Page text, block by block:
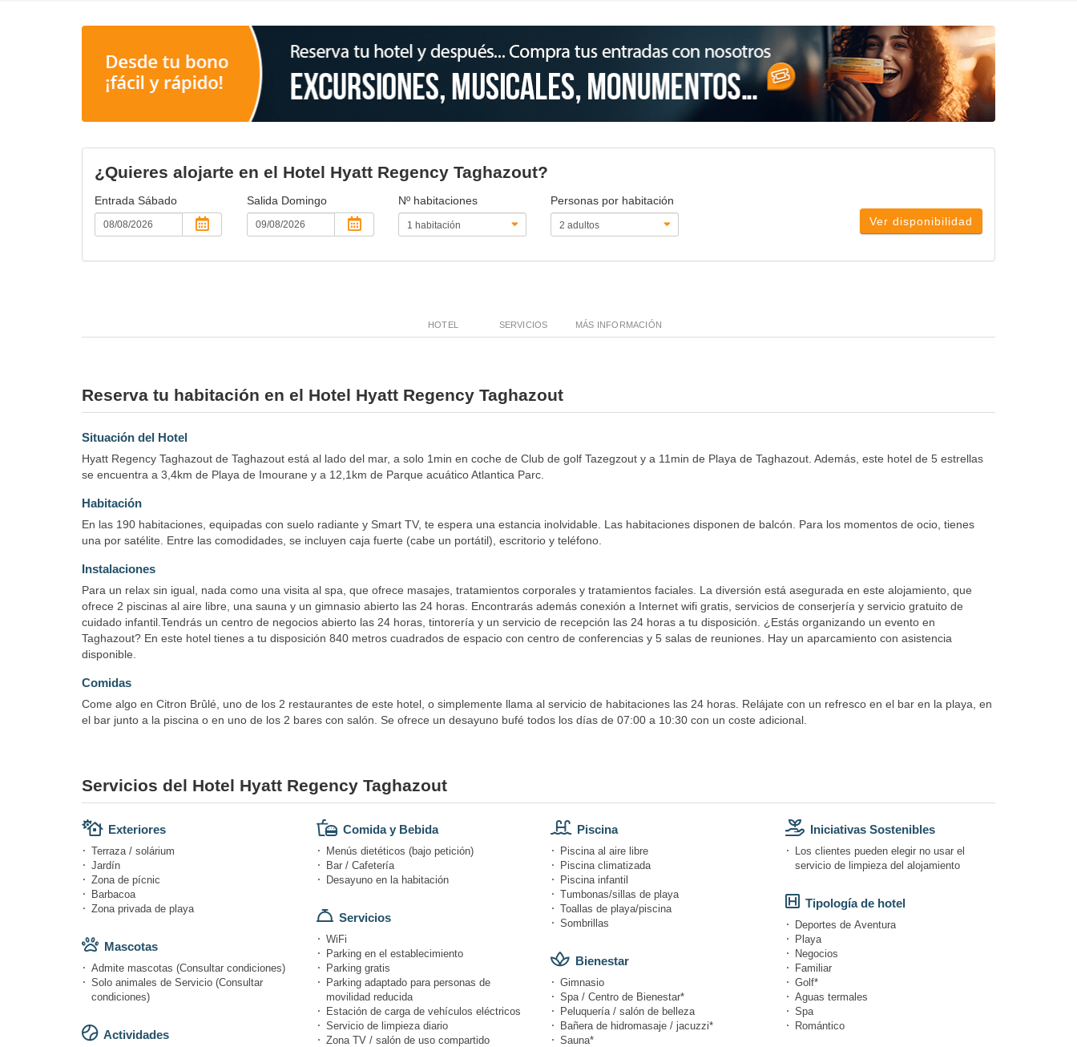
¿Quieres alojarte en el Hotel Hyatt Regency Taghazout?
Entrada Sábado Salida Domingo Nº habitaciones
Personas por habitación
Ver disponibilidad
HOTEL SERVICIOS MÁS INFORMACIÓN
Reserva tu habitación en el Hotel Hyatt Regency Taghazout
Situación del Hotel
Hyatt Regency Taghazout de Taghazout está al lado del mar, a solo 1min en coche de Club de golf Tazegzout y a 11min de Playa de Taghazout. Además, este hotel de 5 estrellas
se encuentra a 3,4km de Playa de Imourane y a 12,1km de Parque acuático Atlantica Parc.
Habitación
En las 190 habitaciones, equipadas con suelo radiante y Smart TV, te espera una estancia inolvidable. Las habitaciones disponen de balcón. Para los momentos de ocio, tienes
una por satélite. Entre las comodidades, se incluyen caja fuerte (cabe un portátil), escritorio y teléfono.
Instalaciones
Para un relax sin igual, nada como una visita al spa, que ofrece masajes, tratamientos corporales y tratamientos faciales. La diversión está asegurada en este alojamiento, que
ofrece 2 piscinas al aire libre, una sauna y un gimnasio abierto las 24 horas. Encontrarás además conexión a Internet wifi gratis, servicios de conserjería y servicio gratuito de
cuidado infantil.Tendrás un centro de negocios abierto las 24 horas, tintorería y un servicio de recepción las 24 horas a tu disposición. ¿Estás organizando un evento en
Taghazout? En este hotel tienes a tu disposición 840 metros cuadrados de espacio con centro de conferencias y 5 salas de reuniones. Hay un aparcamiento con asistencia
disponible.
Comidas
Come algo en Citron Brûlé, uno de los 2 restaurantes de este hotel, o simplemente llama al servicio de habitaciones las 24 horas. Relájate con un refresco en el bar en la playa, en
el bar junto a la piscina o en uno de los 2 bares con salón. Se ofrece un desayuno bufé todos los días de 07:00 a 10:30 con un coste adicional.
Servicios del Hotel Hyatt Regency Taghazout
Exteriores
Terraza / solárium
Jardín
Zona de pícnic
Barbacoa
Zona privada de playa
Mascotas
Admite mascotas (Consultar condiciones)
Solo animales de Servicio (Consultar
condiciones)
Actividades
Comida y Bebida
Menús dietéticos (bajo petición)
Bar / Cafetería
Desayuno en la habitación
Servicios
WiFi
Parking en el establecimiento
Parking gratis
Parking adaptado para personas de
movilidad reducida
Estación de carga de vehículos eléctricos
Servicio de limpieza diario
Zona TV / salón de uso compartido
Piscina
Piscina al aire libre
Piscina climatizada
Piscina infantil
Tumbonas/sillas de playa
Toallas de playa/piscina
Sombrillas
Bienestar
Gimnasio
Spa / Centro de Bienestar*
Peluquería / salón de belleza
Bañera de hidromasaje / jacuzzi*
Sauna*
Iniciativas Sostenibles
Los clientes pueden elegir no usar el
servicio de limpieza del alojamiento
Tipología de hotel
Deportes de Aventura
Playa
Negocios
Familiar
Golf*
Aguas termales
Spa
Romántico